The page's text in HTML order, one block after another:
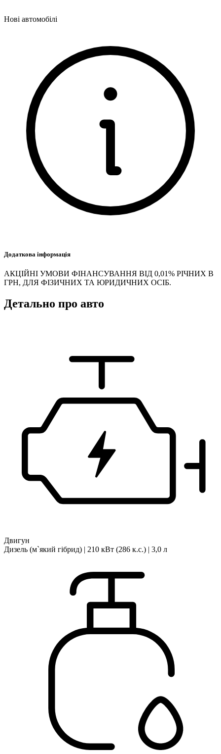
Нові автомобілі
Додаткова інформація
АКЦІЙНІ УМОВИ ФІНАНСУВАННЯ ВІД 0,01% РІЧНИХ В
ГРН, ДЛЯ ФІЗИЧНИХ ТА ЮРИДИЧНИХ ОСІБ.
Детально про авто
Двигун
Дизель (м`який гібрид) | 210 кВт (286 к.с.) | 3,0 л